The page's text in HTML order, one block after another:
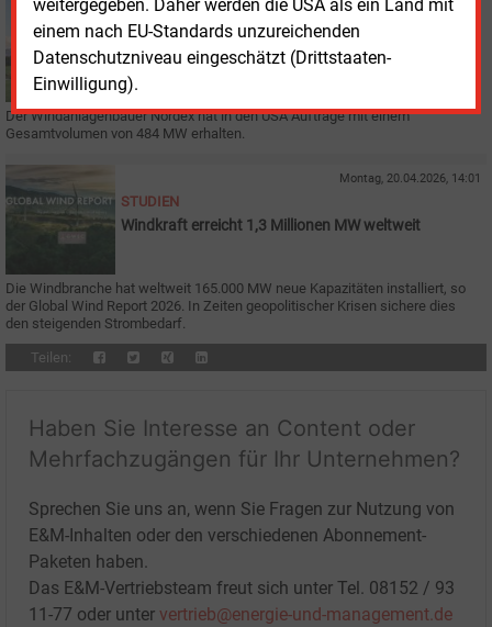
weitergegeben. Daher werden die USA als ein Land mit
einem nach EU-Standards unzureichenden
Datenschutzniveau eingeschätzt (Drittstaaten-
Einwilligung).
Montag, 22.06.2026, 14:03
WINDKRAFT ONSHORE
Windanlagenbauer Nordex erhält drei Aufträge in den
USA
Der Windanlagenbauer Nordex hat in den USA Aufträge mit einem
Gesamtvolumen von 484 MW erhalten.
Montag, 20.04.2026, 14:01
STUDIEN
Windkraft erreicht 1,3 Millionen MW weltweit
Die Windbranche hat weltweit 165.000 MW neue Kapazitäten installiert, so
der Global Wind Report 2026. In Zeiten geopolitischer Krisen sichere dies
den steigenden Strombedarf.
Teilen:
Haben Sie Interesse an Content oder
Mehrfachzugängen für Ihr Unternehmen?
Sprechen Sie uns an, wenn Sie Fragen zur Nutzung von
E&M-Inhalten oder den verschiedenen Abonnement-
Paketen haben.
Das E&M-Vertriebsteam freut sich unter Tel. 08152 / 93
11-77 oder unter vertrieb@energie-und-management.de